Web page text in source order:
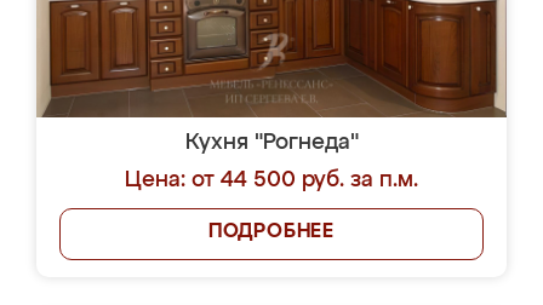
Кухня "Рогнеда"
Цена: от 44 500 руб. за п.м.
ПОДРОБНЕЕ